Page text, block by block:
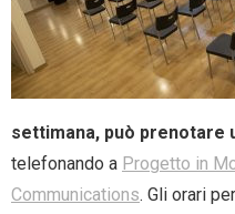
settimana, può prenotare
telefonando a Progetto in
Communications. Gli orari